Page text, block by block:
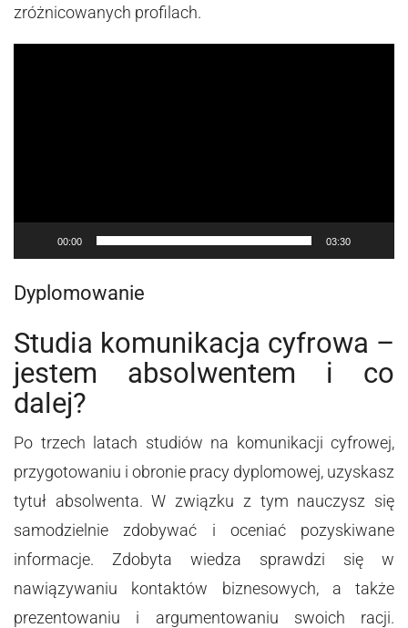
zróżnicowanych profilach.
00:00 03:30
Dyplomowanie
Studia komunikacja cyfrowa –
jestem absolwentem i co
dalej?
Po trzech latach studiów na komunikacji cyfrowej,
przygotowaniu i obronie pracy dyplomowej, uzyskasz
tytuł absolwenta. W związku z tym nauczysz się
samodzielnie zdobywać i oceniać pozyskiwane
informacje. Zdobyta wiedza sprawdzi się w
nawiązywaniu kontaktów biznesowych, a także
prezentowaniu i argumentowaniu swoich racji.